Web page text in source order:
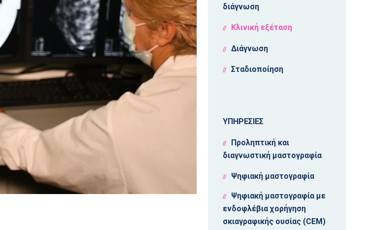
διάγνωση
Κλινική εξέταση
Διάγνωση
Σταδιοποίηση
ΥΠΗΡΕΣΙΕΣ
Προληπτική και
διαγνωστική μαστογραφία
Ψηφιακή μαστογραφία
Ψηφιακή μαστογραφία με
ενδοφλέβια χορήγηση
σκιαγραφικής ουσίας (CEM)